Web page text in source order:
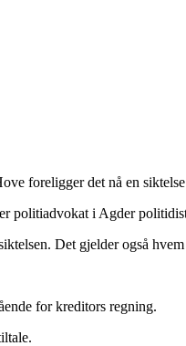
foreligger det nå en
politiadvokat i Agder
Det gjelder også
for kreditors regning.